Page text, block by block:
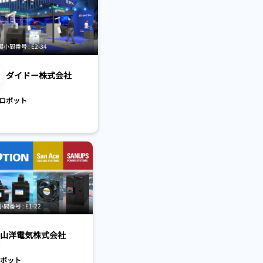
小間番号 : E2-34
ダイドー株式会社
ボット
間番号 : E1-22
山洋電気株式会社
ット